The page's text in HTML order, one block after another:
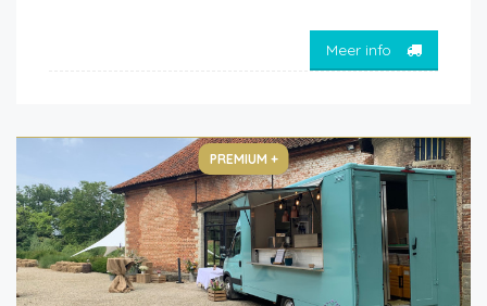
Meer info
PREMIUM +